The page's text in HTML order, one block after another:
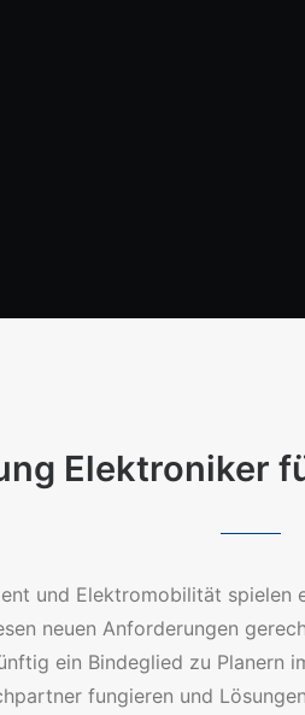
Elektroniker
und Elektromobilität
neuen Anforderungen
ein Bindeglied zu Planern
fungieren und